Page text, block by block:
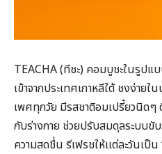
TEACHA (ทีชะ) คอมบูชะในรูป
เข้าจากประเทศเกาหลีใต้ ชงง่าย
เพศทุกวัย มีรสชาติอมเปรี้ยวนิดๆ
กับร่างกาย ช่วยปรับสมดุลระบบขั
ความสดชื่น รีเฟรชให้เเต่ละวันเ